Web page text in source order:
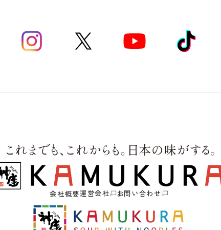
会社概要運営会社 お問い合わせ